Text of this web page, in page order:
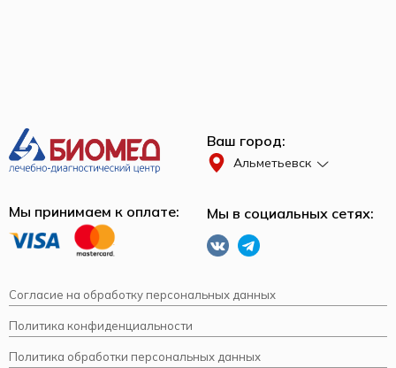
Ваш город:
Альметьевск
Мы принимаем к оплате: Мы в социальных сетях:
Согласие на обработку персональных данных
Политика конфиденциальности
Политика обработки персональных данных